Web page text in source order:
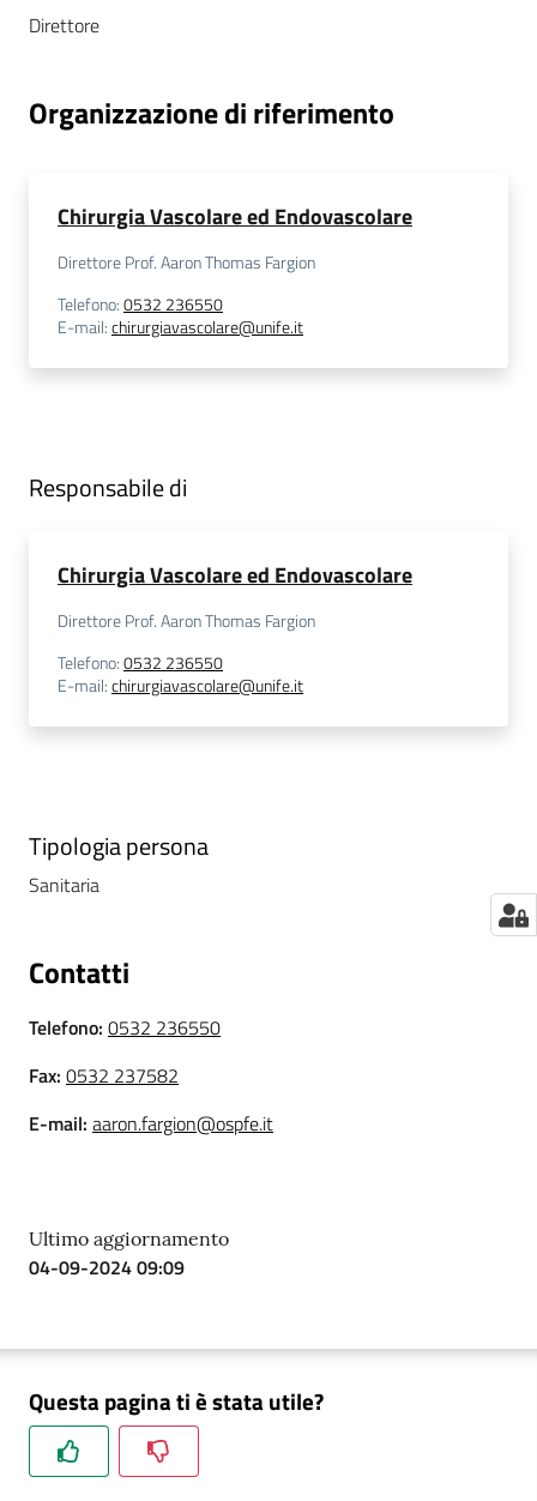
i
a
n
t
i
n
r
s
p
r
e
Seguici
Direttore
Organizzazione di riferimento
Chirurgia Vascolare ed Endovascolare
Direttore Prof. Aaron Thomas Fargion
Telefono:0532 236550
E-mail:chirurgiavascolare@unife.it
Responsabile di
Chirurgia Vascolare ed Endovascolare
Direttore Prof. Aaron Thomas Fargion
Telefono:0532 236550
E-mail:chirurgiavascolare@unife.it
Tipologia persona
Sanitaria
Contatti
Telefono: 0532 236550
Fax: 0532 237582
E-mail: aaron.fargion@ospfe.it
Ultimo aggiornamento
04-09-2024 09:09
Questa pagina ti è stata utile?